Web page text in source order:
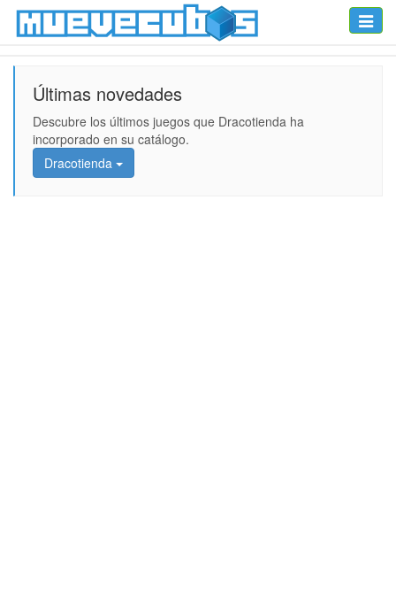
Toggle
Últimas novedades
Descubre los últimos juegos que Dracotienda ha
incorporado en su catálogo.
Dracotienda